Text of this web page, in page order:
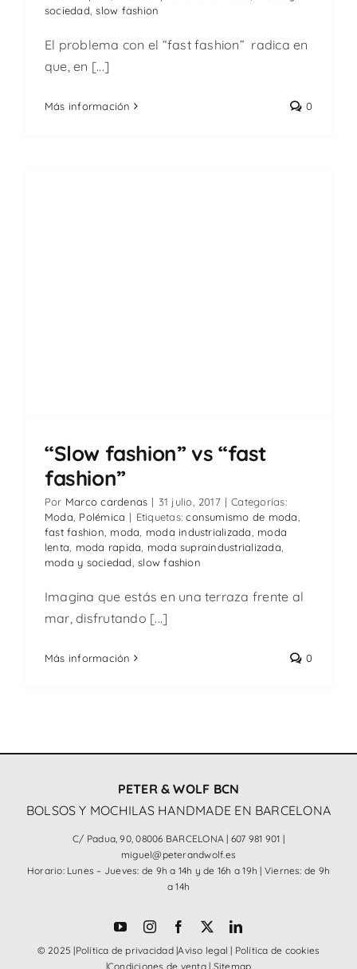
sociedad,slow fashion
El problema con el “fast fashion” radica en
que, en [...]
Más información 0
“Slow fashion” vs “fast
fashion”
Por Marco cardenas | 31 julio, 2017 | Categorías:
Moda Polémica | Etiquetas:consumismo de moda
fast fashion moda moda industrializada
moda
lenta
moda rapida moda supraindustrializada
moda y sociedad ,slow fashion
Imagina que estás en una terraza frente al
mar, disfrutando [...]
Más información 0
PETER & WOLF BCN
BOLSOS Y MOCHILAS HANDMADE EN BARCELONA
C/ Padua, 90, 08006 BARCELONA | 607 981 901 |
miguel@peterandwolf.es
Horario: Lunes – Jueves: de 9h a 14h y de 16h a 19h | Viernes: de 9h
a 14h
© 2025 |Política de privacidad|Aviso legal | Política de cookies
|Condiciones de venta| Sitemap